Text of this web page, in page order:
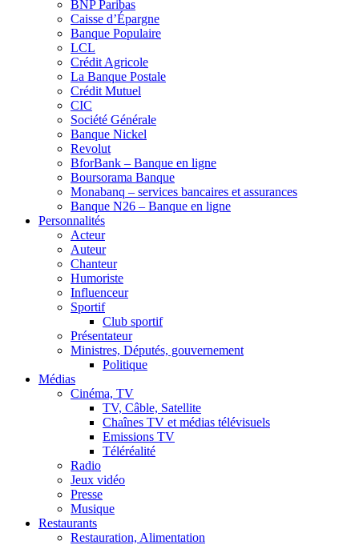
BNP Paribas
Caisse d’Épargne
Banque Populaire
LCL
Crédit Agricole
La Banque Postale
Crédit Mutuel
CIC
Société Générale
Banque Nickel
Revolut
BforBank – Banque en ligne
Boursorama Banque
Monabanq – services bancaires et assurances
Banque N26 – Banque en ligne
Personnalités
Acteur
Auteur
Chanteur
Humoriste
Influenceur
Sportif
Club sportif
Présentateur
Ministres, Députés, gouvernement
Politique
Médias
Cinéma, TV
TV, Câble, Satellite
Chaînes TV et médias télévisuels
Emissions TV
Téléréalité
Radio
Jeux vidéo
Presse
Musique
Restaurants
Restauration, Alimentation